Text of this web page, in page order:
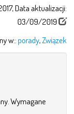
Data aktualizacji:
03/09/2019
w::porady,Związek
Wymagane